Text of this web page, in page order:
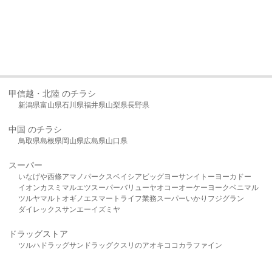
甲信越・北陸 のチラシ
新潟県富山県石川県福井県山梨県長野県
中国 のチラシ
鳥取県島根県岡山県広島県山口県
スーパー
いなげや西條アマノパークスベイシア ビッグヨーサンイトーヨーカドー
イオンカスミ マルエツスーパーバリューヤオコーオーケー ヨークベニマル
ツルヤマルト オギノ エスマート ライフ業務スーパーいかり フジグラン
ダイレックスサンエーイズミヤ
ドラッグストア
ツルハドラッグサンドラッグクスリのアオキ ココカラファイン